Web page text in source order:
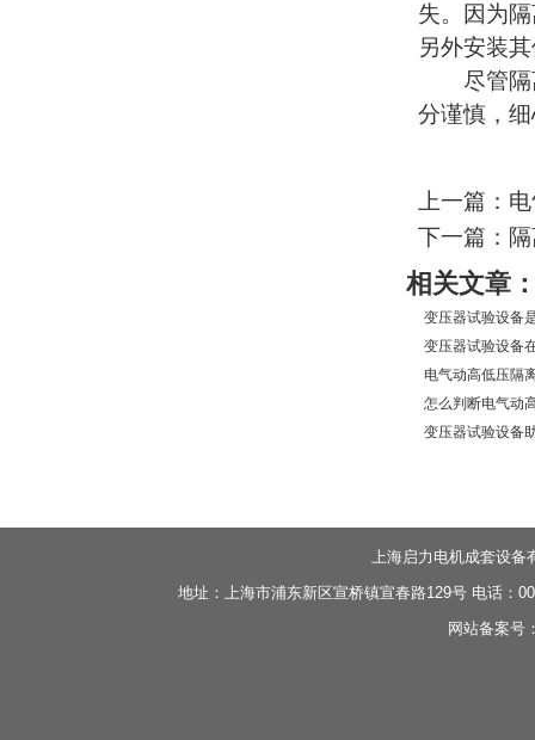
失。因为
另外安装
尽管隔离
分谨慎，
上一篇：
下一篇：
相关文章
变压器试验设备
变压器试验设备
电气动高低压隔
怎么判断电气动
变压器试验设备
上海启力电机成套设备
地址：上海市浦东新区宣桥镇宣春路129号 电话：
网站备案号